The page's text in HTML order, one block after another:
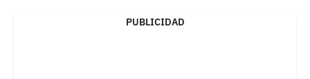
PUBLICIDAD